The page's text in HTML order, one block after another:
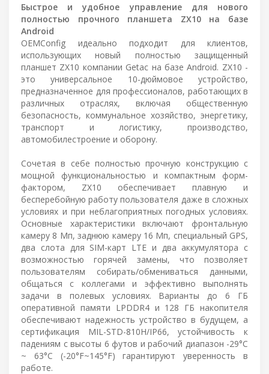
Быстрое и удобное управление для нового
полностью прочного планшета ZX10 на базе
Android
OEMConfig идеально подходит для клиентов,
использующих новый полностью защищенный
планшет ZX10 компании Getac на базе Android. ZX10 -
это универсальное 10-дюймовое устройство,
предназначенное для профессионалов, работающих в
различных отраслях, включая общественную
безопасность, коммунальное хозяйство, энергетику,
транспорт и логистику, производство,
автомобилестроение и оборону.
Сочетая в себе полностью прочную конструкцию с
мощной функциональностью и компактным форм-
фактором, ZX10 обеспечивает плавную и
бесперебойную работу пользователя даже в сложных
условиях и при неблагоприятных погодных условиях.
Основные характеристики включают фронтальную
камеру 8 Мп, заднюю камеру 16 Мп, специальный GPS,
два слота для SIM-карт LTE и два аккумулятора с
возможностью горячей замены, что позволяет
пользователям собирать/обмениваться данными,
общаться с коллегами и эффективно выполнять
задачи в полевых условиях. Варианты до 6 ГБ
оперативной памяти LPDDR4 и 128 ГБ накопителя
обеспечивают надежность устройство в будущем, а
сертификация MIL-STD-810H/IP66, устойчивость к
падениям с высоты 6 футов и рабочий диапазон -29°C
~ 63°C (-20°F~145°F) гарантируют уверенность в
работе.